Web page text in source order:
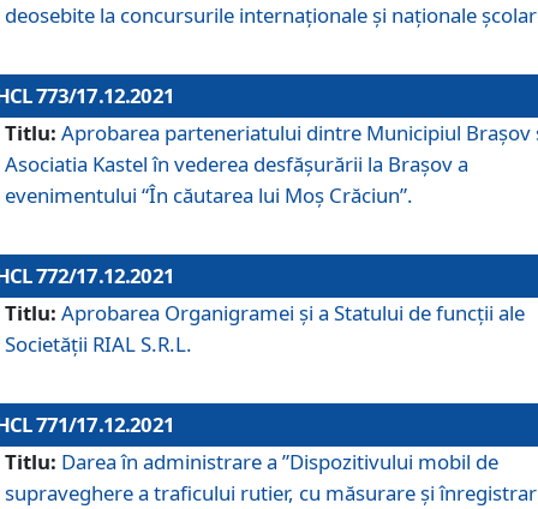
deosebite la concursurile internaționale și naționale
773/17.12.2021
Titlu: Aprobarea parteneriatului dintre Municipiul Brașov
Asociatia Kastel în vederea desfăşurării la Brașov a
evenimentului “În căutarea lui Moș Crăciun”.
772/17.12.2021
Titlu: Aprobarea Organigramei şi a Statului de funcţii ale
Societăţii RIAL S.R.L.
771/17.12.2021
Titlu: Darea în administrare a ”Dispozitivului mobil de
supraveghere a traficului rutier, cu măsurare și